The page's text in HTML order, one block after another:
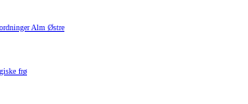
Alm Østre
frø